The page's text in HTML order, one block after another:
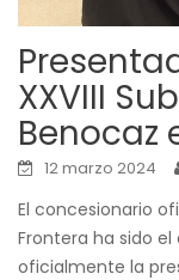
XXVIII
Benocaz
12 marzo 2024
El concesionario
Frontera ha sido
oficialmente la